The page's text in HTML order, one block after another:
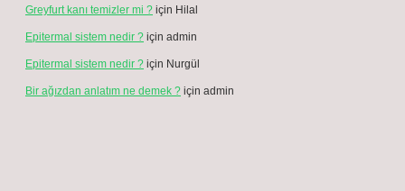
Greyfurt kanı temizler mi ? için Hilal
Epitermal sistem nedir ? için admin
Epitermal sistem nedir ? için Nurgül
Bir ağızdan anlatım ne demek ? için admin